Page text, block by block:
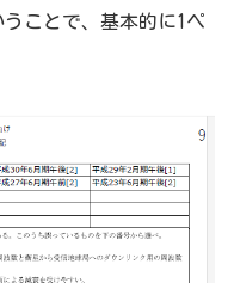
ことで、基本的に1ペ